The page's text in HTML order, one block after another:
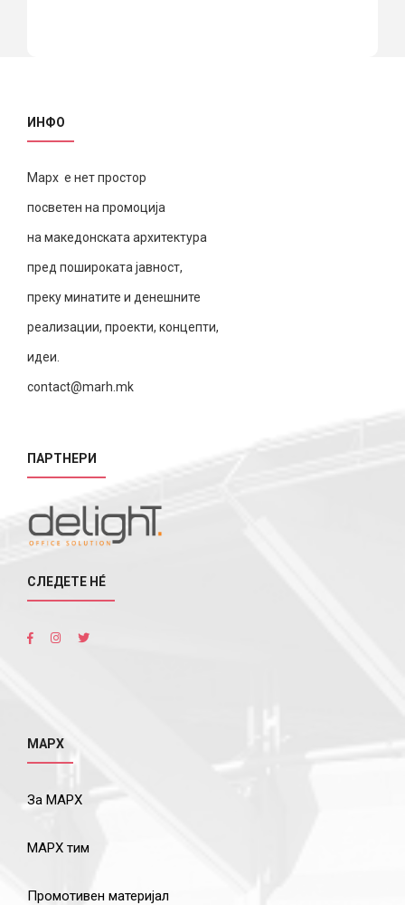
ИНФО
Марх е нет простор
посветен на промоција
на македонската архитектура
пред пошироката јавност,
преку минатите и денешните
реализации, проекти, концепти,
идеи.
contact@marh.mk
ПАРТНЕРИ
СЛЕДЕТЕ НÉ
МАРХ
За МАРХ
МАРХ тим
Промотивен материјал